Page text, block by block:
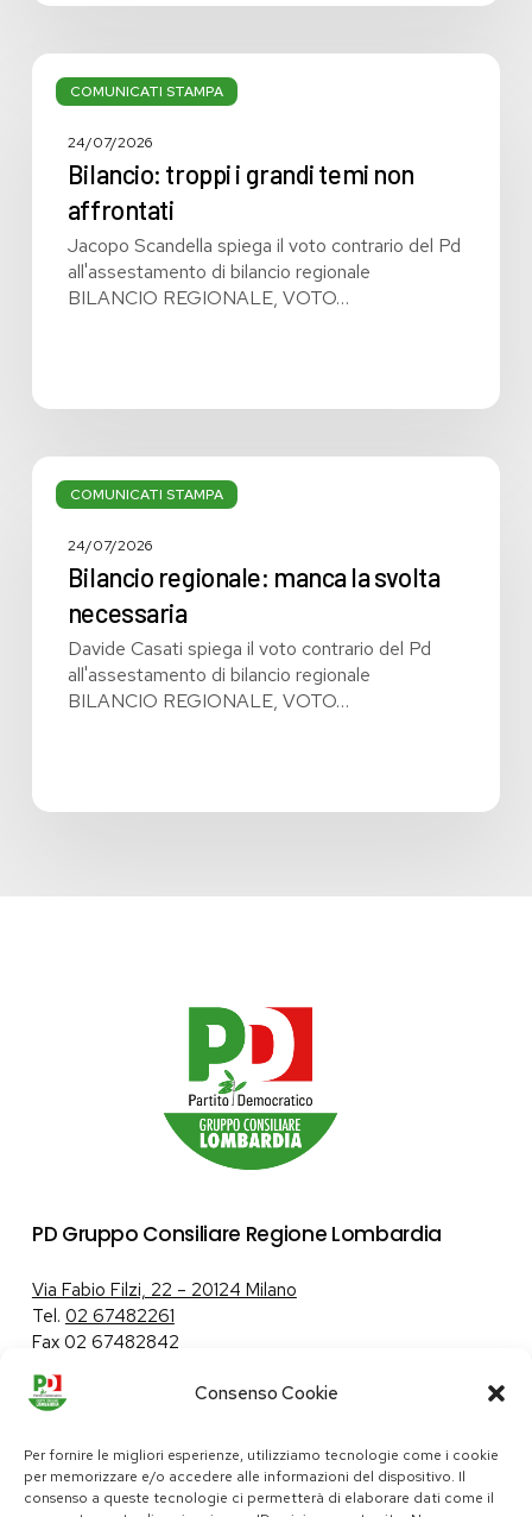
Consenso Cookie
Per fornire le migliori esperienze, utilizziamo tecnologie come i cookie
per memorizzare e/o accedere alle informazioni del dispositivo. Il
consenso a queste tecnologie ci permetterà di elaborare dati come il
COMUNICATI STAMPA
Bilancio:
troppi
grandi
affrontati
24/07/2026
Bilancio: troppi i grandi temi non
affrontati
Jacopo Scandella spiega il voto contrario del Pd
all'assestamento di bilancio regionale
BILANCIO REGIONALE, VOTO…
COMUNICATI STAMPA
Bilancio
regionale:
svolta
24/07/2026
Bilancio regionale: manca la svolta
necessaria
Davide Casati spiega il voto contrario del Pd
all'assestamento di bilancio regionale
BILANCIO REGIONALE, VOTO…
PD Gruppo Consiliare Regione Lombardia
Via Fabio Filzi, 22 – 20124 Milano
Tel. 02 67482261
Fax 02 67482842
Tutela dei dati personali|Politica sui cookie